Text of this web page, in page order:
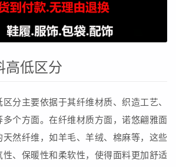
高低区分
分主要依据于其纤维材质、织造工艺、
个方面。在纤维材质方面，诺悠翩雅面
然纤维，如羊毛、羊绒、棉麻等，这些
、保暖性和柔软性，使得面料更加舒适